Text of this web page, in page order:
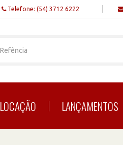
Telefone: (54) 3712 6222
LOCAÇÃO LANÇAMENTOS